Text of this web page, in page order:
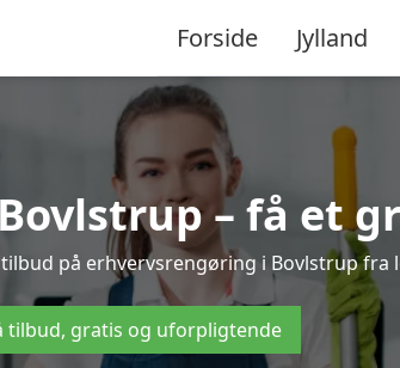
Forside Jylland
– få et
på erhvervsrengøring i Bovlstrup
tilbud, gratis og uforpligtende